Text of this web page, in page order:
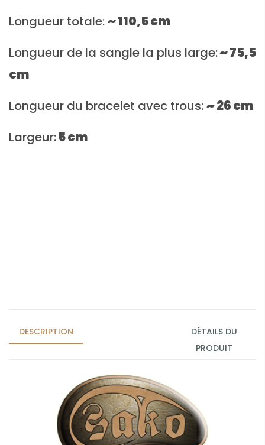
Longueur totale:~110,5 cm
Longueur de la sangle la plus large:~ 75,5
cm
Longueur du bracelet avec trous:~ 26 cm
Largeur:5 cm
DESCRIPTION
DÉTAILS DU
PRODUIT